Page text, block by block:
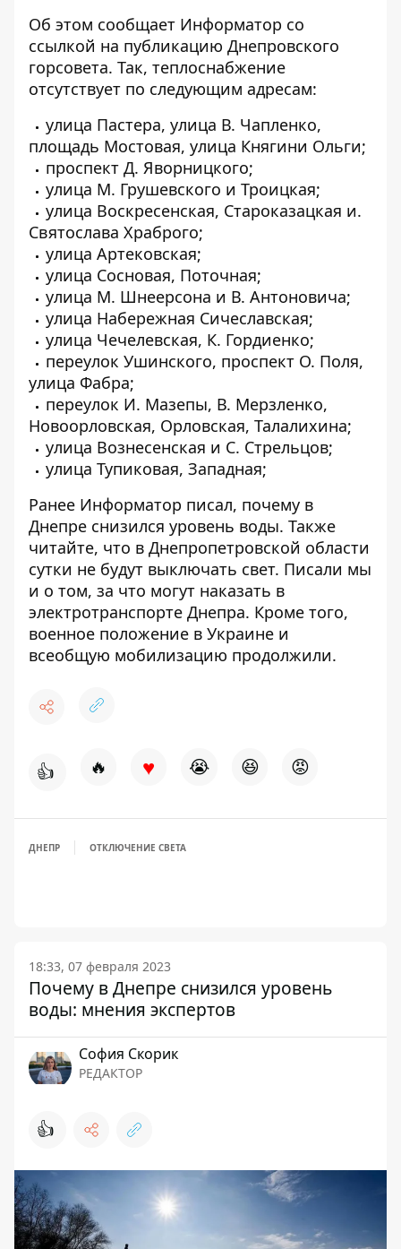
Об этом сообщает Информатор со
ссылкой на публикацию Днепровского
горсовета. Так, теплоснабжение
отсутствует по следующим адресам:
улица Пастера, улица В. Чапленко,
площадь Мостовая, улица Княгини Ольги;
проспект Д. Яворницкого;
улица М. Грушевского и Троицкая;
улица Воскресенская, Староказацкая и.
Святослава Храброго;
улица Артековская;
улица Сосновая, Поточная;
улица М. Шнеерсона и В. Антоновича;
улица Набережная Сичеславская;
улица Чечелевская, К. Гордиенко;
переулок Ушинского, проспект О. Поля,
улица Фабра;
переулок И. Мазепы, В. Мерзленко,
Новоорловская, Орловская, Талалихина;
улица Вознесенская и С. Стрельцов;
улица Тупиковая, Западная;
Ранее Информатор писал, почему в
Днепре снизился уровень воды. Также
читайте, что в Днепропетровской области
сутки не будут выключать свет. Писали мы
и о том, за что могут наказать в
электротранспорте Днепра. Кроме того,
военное положение в Украине и
всеобщую мобилизацию продолжили.
👍 🔥 ♥ 😭 😆 😡
ДНЕПР ОТКЛЮЧЕНИЕ СВЕТА
18:33, 07 февраля 2023
Почему в Днепре снизился уровень
воды: мнения экспертов
София Скорик
РЕДАКТОР
👍